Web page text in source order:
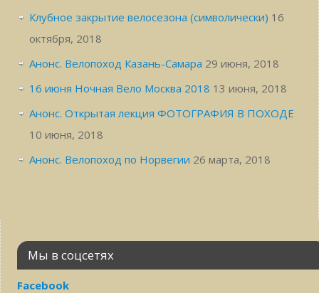
Клубное закрытие велосезона (символически) 16
октября, 2018
Анонс. Велопоход Казань-Самара 29 июня, 2018
16 июня Ночная Вело Москва 2018 13 июня, 2018
Анонс. Открытая лекция ФОТОГРАФИЯ В ПОХОДЕ
10 июня, 2018
Анонс. Велопоход по Норвегии 26 марта, 2018
Мы в соцсетях
Facebook